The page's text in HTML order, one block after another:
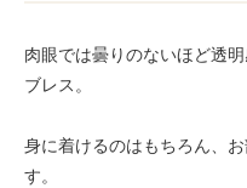
肉眼では曇りのないほど透
ブレス。
身に着けるのはもちろん、
す。